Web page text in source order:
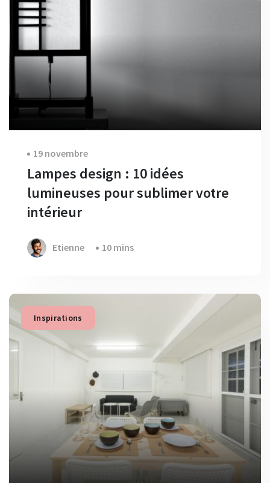
19 novembre
Lampes design : 10 idées
lumineuses pour sublimer votre
intérieur
Etienne 10 mins
Inspirations